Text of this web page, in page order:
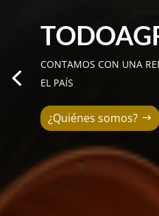
CONTAMOS CON UNA
EL PAÍS
¿Quiénes somos?